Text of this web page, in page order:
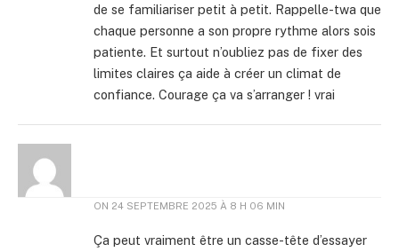
de se familiariser petit à petit. Rappelle-twa que
chaque personne a son propre rythme alors sois
patiente. Et surtout n’oubliez pas de fixer des
limites claires ça aide à créer un climat de
confiance. Courage ça va s’arranger ! vrai
ON 24 SEPTEMBRE 2025 À 8 H 06 MIN
Ça peut vraiment être un casse-tête d’essayer